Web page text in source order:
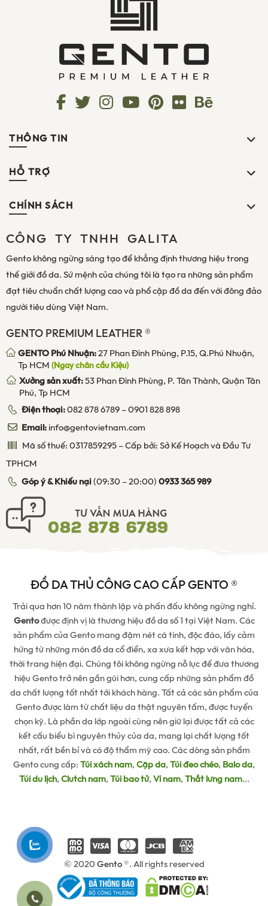
THÔNG TIN
HỖ TRỢ
CHÍNH SÁCH
CÔNG TY TNHH GALITA
Gento không ngừng sáng tạo để khẳng định thương hiệu trong
thế giới đồ da. Sứ mệnh của chúng tôi là tạo ra những sản phẩm
đạt tiêu chuẩn chất lượng cao và phổ cập đồ da đến với đông đảo
người tiêu dùng Việt Nam.
GENTO PREMIUM LEATHER ®
GENTO Phú Nhuận:27 Phan Đình Phùng, P.15, Q.Phú Nhuận,
Tp HCM (Ngay chân cầu Kiệu)
Xưởng sản xuất:53 Phan Đình Phùng, P. Tân Thành, Quận Tân
Phú, Tp HCM
Điện thoại:082 878 6789–0901 828 898
Email:info@gentovietnam.com
Mã số thuế: 0317859295 – Cấp bởi: Sở Kế Hoạch và Đầu Tư
TPHCM
Góp ý & Khiếu nại(09:30 – 20:00)0933 365 989
ĐỒ DA THỦ CÔNG CAO CẤP GENTO ®
Trải qua hơn 10 năm thành lập và phấn đấu không ngừng nghỉ.
Gentođược định vị là thương hiệu đồ da số 1 tại Việt Nam. Các
sản phẩm của Gento mang đậm nét cá tính, độc đáo, lấy cảm
hứng từ những món đồ da cổ điển, xa xưa kết hợp với văn hóa,
thời trang hiện đại. Chúng tôi không ngừng nỗ lực để đưa thương
hiệu Gento trở nên gần gũi hơn, cung cấp những sản phẩm đồ
da chất lượng tốt nhất tới khách hàng. Tất cả các sản phẩm của
Gento được làm từ chất liệu da thật nguyên tấm, được tuyển
chọn kỹ. Là phần da lớp ngoài cùng nên giữ lại được tất cả các
kết cấu biểu bì nguyên thủy của da, mang lại chất lượng tốt
nhất, rất bền bỉ và có độ thẩm mỹ cao. Các dòng sản phẩm
Gento cung cấp:Túi xách nam,Cặp da,Túi đeo chéo, Balo da,
Túi du lịch,Clutch nam,Túi bao tử,Ví nam,Thắt lưng nam...
© 2020Gento®. All rights reserved